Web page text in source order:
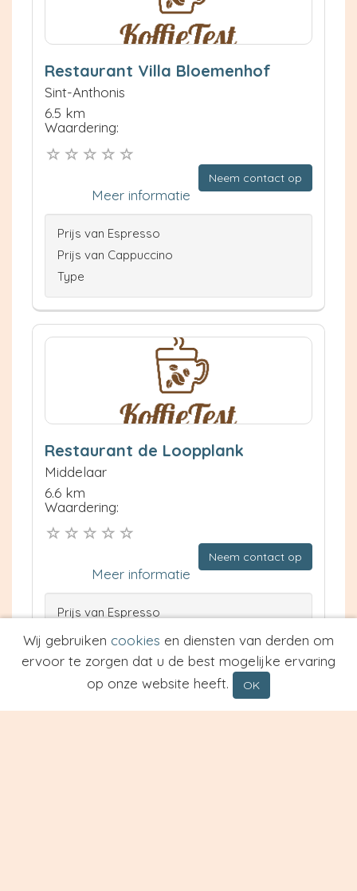
Restaurant Villa Bloemenhof
Sint-Anthonis
6.5 km
Waardering:
Neem contact op
Meer informatie
Prijs van Espresso
Prijs van Cappuccino
Type
Restaurant de Loopplank
Middelaar
6.6 km
Waardering:
Neem contact op
Meer informatie
Prijs van Espresso
Prijs van Cappuccino
Type
Wij gebruiken cookies en diensten van derden om
ervoor te zorgen dat u de best mogelijke ervaring
op onze website heeft.
OK